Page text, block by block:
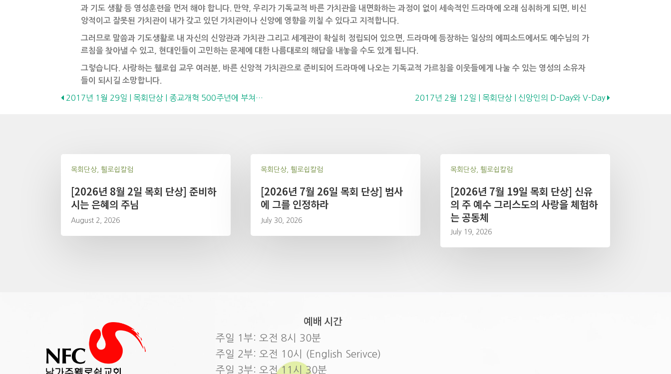
과 기도 생활 등 영성훈련을 먼저 해야 합니다. 만약, 우리가 기독교적 바른 가치관을 내면화하는 과정이 없이 세속적인 드라마에 오래 심취하게 되면, 비신
앙적이고 잘못된 가치관이 내가 갖고 있던 가치관이나 신앙에 영향을 끼칠 수 있다고 지적합니다.
그러므로 말씀과 기도생활로 내 자신의 신앙관과 가치관 그리고 세계관이 확실히 정립되어 있으면, 드라마에 등장하는 일상의 에피소드에서도 예수님의 가
르침을 찾아낼 수 있고, 현대인들이 고민하는 문제에 대한 나름대로의 해답을 내놓을 수도 있게 됩니다.
그렇습니다. 사랑하는 휄로쉽 교우 여러분, 바른 신앙적 가치관으로 준비되어 드라마에 나오는 기독교적 가르침을 이웃들에게 나눌 수 있는 영성의 소유자
들이 되시길 소망합니다.
Posts
2017년 1월 29일 | 목회단상 | 종교개혁 500주년에 부쳐… 2017년 2월 12일 | 목회단상 | 신앙인의 D-Day와 V-Day
목회단상, 휄로쉽칼럼
[2026년 8월 2일 목회 단상] 준비하
시는 은혜의 주님
August 2, 2026
목회단상, 휄로쉽칼럼
[2026년 7월 26일 목회 단상] 범사
에 그를 인정하라
July 30, 2026
목회단상, 휄로쉽칼럼
[2026년 7월 19일 목회 단상] 신유
의 주 예수 그리스도의 사랑을 체험하
는 공동체
July 19, 2026
예배 시간
주일 1부: 오전 8시 30분
주일 2부: 오전 10시 (English Serivce)
주일 3부: 오전 11시 30분